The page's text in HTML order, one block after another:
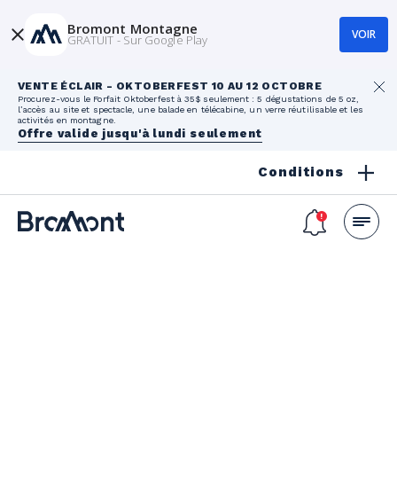
VENTE ÉCLAIR - OKTOBERFEST 10 AU 12 OCTOBRE
Procurez-vous le Forfait Oktoberfest à 35$ seulement : 5 dégustations de 5 oz,
l’accès au site et spectacle, une balade en télécabine, un verre réutilisable et les
activités en montagne.
Offre valide jusqu'à lundi seulement
Conditions
Bromont Montagne
GRATUIT - Sur Google Play VOIR